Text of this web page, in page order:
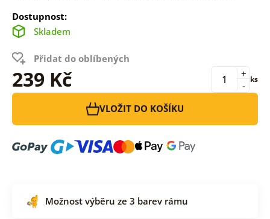
Dostupnost:
Skladem
Přidat do oblíbených
239 Kč -
+ ks
VLOŽIT DO KOŠÍKU
Možnost výběru ze 3 barev rámu